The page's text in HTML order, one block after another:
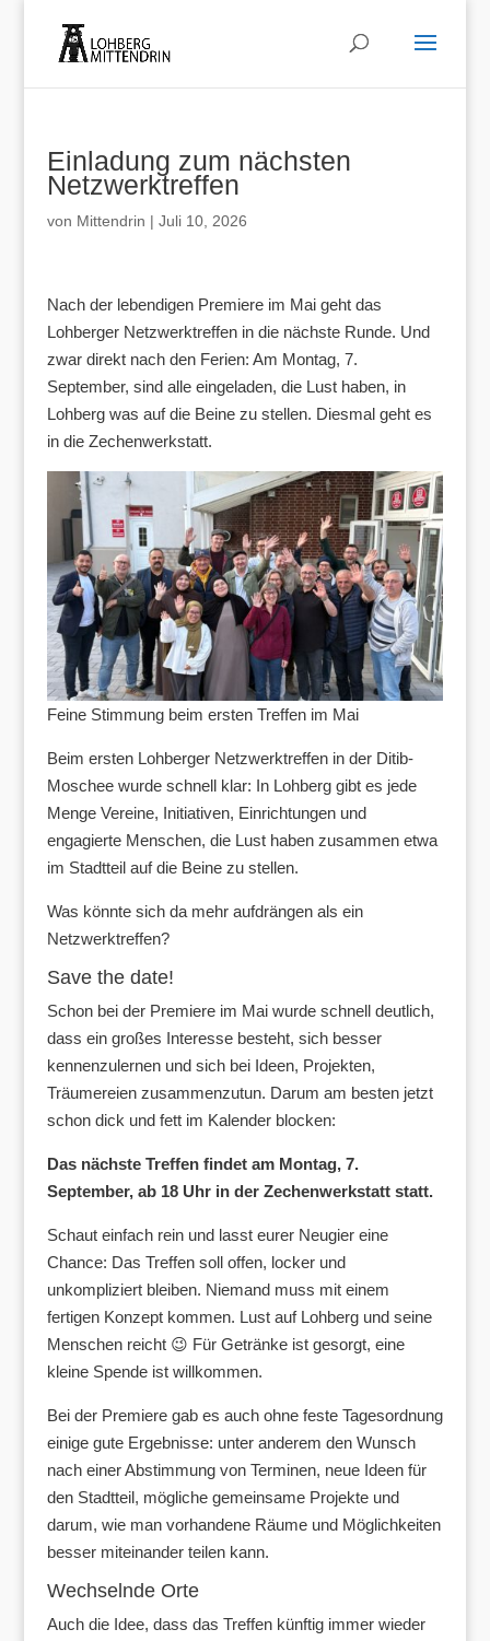
Einladung zum nächsten
Netzwerktreffen
von Mittendrin | Juli 10, 2026
Nach der lebendigen Premiere im Mai geht das
Lohberger Netzwerktreffen in die nächste Runde. Und
zwar direkt nach den Ferien: Am Montag, 7.
September, sind alle eingeladen, die Lust haben, in
Lohberg was auf die Beine zu stellen. Diesmal geht es
in die Zechenwerkstatt.
Feine Stimmung beim ersten Treffen im Mai
Beim ersten Lohberger Netzwerktreffen in der Ditib-
Moschee wurde schnell klar: In Lohberg gibt es jede
Menge Vereine, Initiativen, Einrichtungen und
engagierte Menschen, die Lust haben zusammen etwa
im Stadtteil auf die Beine zu stellen.
Was könnte sich da mehr aufdrängen als ein
Netzwerktreffen?
Save the date!
Schon bei der Premiere im Mai wurde schnell deutlich,
dass ein großes Interesse besteht, sich besser
kennenzulernen und sich bei Ideen, Projekten,
Träumereien zusammenzutun. Darum am besten jetzt
schon dick und fett im Kalender blocken:
Das nächste Treffen findet am Montag, 7.
September, ab 18 Uhr in der Zechenwerkstatt statt.
Schaut einfach rein und lasst eurer Neugier eine
Chance: Das Treffen soll offen, locker und
unkompliziert bleiben. Niemand muss mit einem
fertigen Konzept kommen. Lust auf Lohberg und seine
Menschen reicht 😉 Für Getränke ist gesorgt, eine
kleine Spende ist willkommen.
Bei der Premiere gab es auch ohne feste Tagesordnung
einige gute Ergebnisse: unter anderem den Wunsch
nach einer Abstimmung von Terminen, neue Ideen für
den Stadtteil, mögliche gemeinsame Projekte und
darum, wie man vorhandene Räume und Möglichkeiten
besser miteinander teilen kann.
Wechselnde Orte
Auch die Idee, dass das Treffen künftig immer wieder